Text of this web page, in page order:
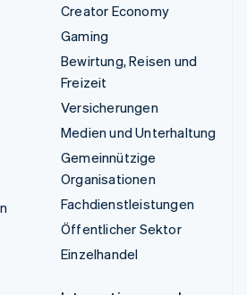
Creator Economy
Gaming
Bewirtung, Reisen und
Freizeit
Versicherungen
Medien und Unterhaltung
Gemeinnützige
Organisationen
Fachdienstleistungen
Öffentlicher Sektor
Einzelhandel